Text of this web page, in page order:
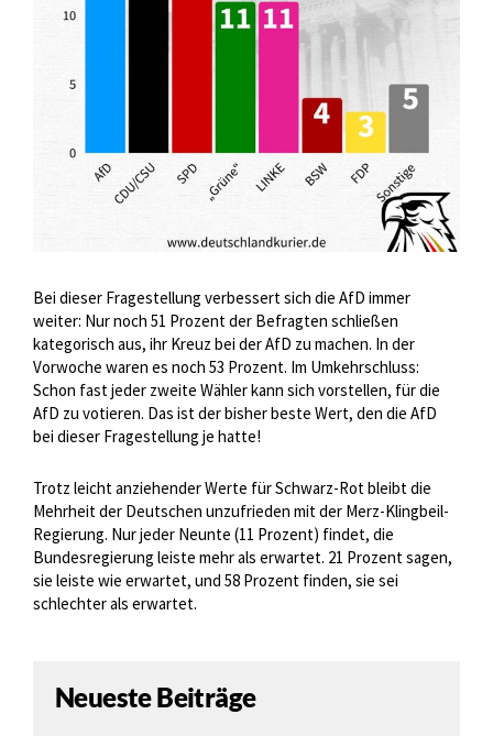
Bei dieser Fragestellung verbessert sich die AfD immer
weiter: Nur noch 51 Prozent der Befragten schließen
kategorisch aus, ihr Kreuz bei der AfD zu machen. In der
Vorwoche waren es noch 53 Prozent. Im Umkehrschluss:
Schon fast jeder zweite Wähler kann sich vorstellen, für die
AfD zu votieren. Das ist der bisher beste Wert, den die AfD
bei dieser Fragestellung je hatte!
Trotz leicht anziehender Werte für Schwarz-Rot bleibt die
Mehrheit der Deutschen unzufrieden mit der Merz-Klingbeil-
Regierung. Nur jeder Neunte (11 Prozent) findet, die
Bundesregierung leiste mehr als erwartet. 21 Prozent sagen,
sie leiste wie erwartet, und 58 Prozent finden, sie sei
schlechter als erwartet.
Neueste Beiträge